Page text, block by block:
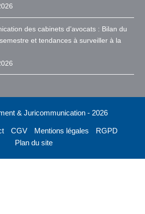
des cabinets d’avocats : Bilan du
et tendances à surveiller à la
& Juricommunication - 2026
CGV Mentions légales
RGPD
Plan du site